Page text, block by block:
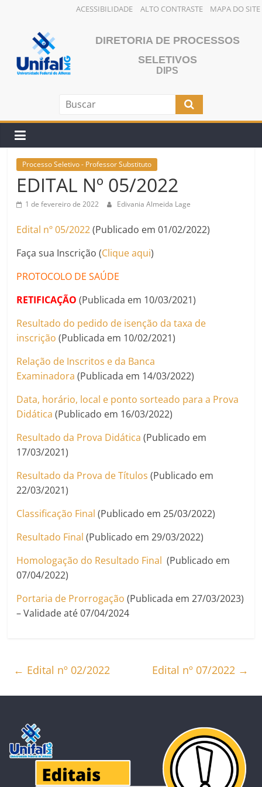
ACESSIBILIDADE ALTO CONTRASTE MAPA DO SITE
conteúdo
DIRETORIA DE PROCESSOS
SELETIVOS
DIPS
Processo Seletivo - Professor Substituto
EDITAL Nº 05/2022
1 de fevereiro de 2022 Edivania Almeida Lage
Edital nº 05/2022(Publicado em 01/02/2022)
Faça sua Inscrição (Clique aqui)
PROTOCOLO DE SAÚDE
RETIFICAÇÃO (Publicada em 10/03/2021)
Resultado do pedido de isenção da taxa de
inscrição (Publicada em 10/02/2021)
Relação de Inscritos e da Banca
Examinadora (Publicada em 14/03/2022)
Data, horário, local e ponto sorteado para a Prova
Didática (Publicado em 16/03/2022)
Resultado da Prova Didática (Publicado em
17/03/2021)
Resultado da Prova de Títulos (Publicado em
22/03/2021)
Classificação Final (Publicado em 25/03/2022)
Resultado Final (Publicado em 29/03/2022)
Homologação do Resultado Final (Publicado em
07/04/2022)
Portaria de Prorrogação (Publicada em 27/03/2023)
– Validade até 07/04/2024
← Edital nº 02/2022 Edital nº 07/2022 →